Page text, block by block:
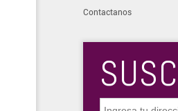
Contactanos